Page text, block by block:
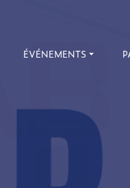
ÉVÉNEMENTS